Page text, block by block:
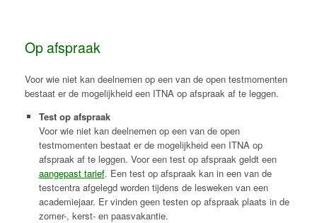
Op afspraak
Voor wie niet kan deelnemen op een van de open testmomenten
bestaat er de mogelijkheid een ITNA op afspraak af te leggen.
Test op afspraak
Voor wie niet kan deelnemen op een van de open
testmomenten bestaat er de mogelijkheid een ITNA op
afspraak af te leggen. Voor een test op afspraak geldt een
aangepast tarief. Een test op afspraak kan in een van de
testcentra afgelegd worden tijdens de lesweken van een
academiejaar. Er vinden geen testen op afspraak plaats in de
zomer-, kerst- en paasvakantie.